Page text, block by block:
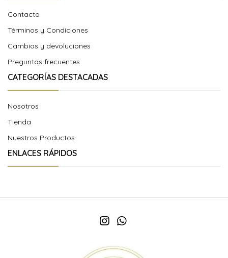
Contacto
Términos y Condiciones
Cambios y devoluciones
Preguntas frecuentes
CATEGORÍAS DESTACADAS
Nosotros
Tienda
Nuestros Productos
ENLACES RÁPIDOS